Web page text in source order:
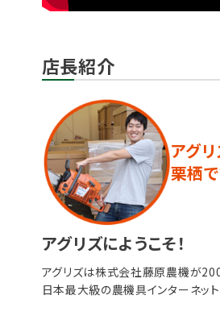
店長紹介
アグ
栗栖で
アグリズにようこそ！
アグリズは株式会社藤原農機が
日本最大級の農機具インターネット